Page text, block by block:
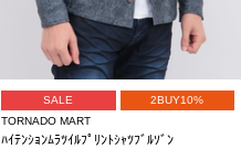
SALE
2BUY10%
TORNADO MART
ﾊｲﾃﾝｼｮﾝﾑﾗﾂｲﾙﾌﾟﾘﾝﾄｼｬﾂﾌﾞﾙｿﾞﾝ